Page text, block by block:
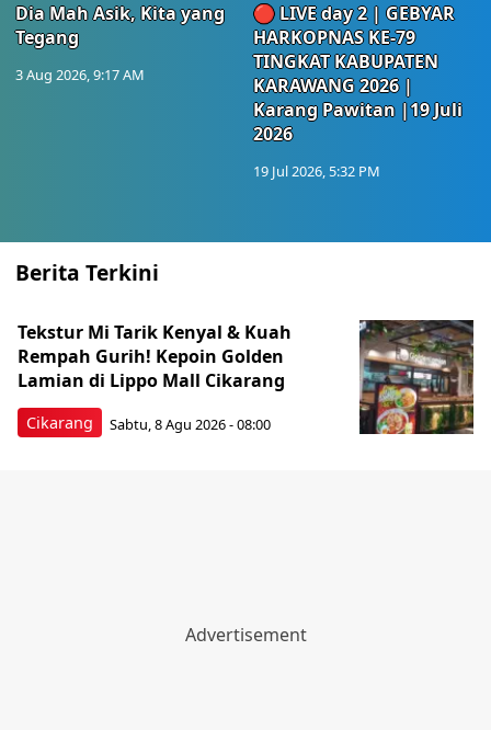
Dia Mah Asik, Kita yang
Tegang
3 Aug 2026, 9:17 AM
🔴 LIVE day 2 | GEBYAR
HARKOPNAS KE-79
TINGKAT KABUPATEN
KARAWANG 2026 |
Karang Pawitan |19 Juli
2026
19 Jul 2026, 5:32 PM
Berita Terkini
Cikarang
Tekstur Mi Tarik Kenyal & Kuah
Rempah Gurih! Kepoin Golden
Lamian di Lippo Mall Cikarang
Sabtu, 8 Agu 2026 - 08:00